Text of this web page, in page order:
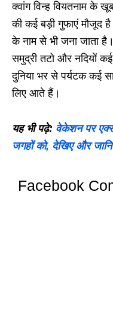
क्वांग विन्ह वियतनाम के
की कई बड़ी गुफाएं मौजूद
के नाम से भी जना जाता है।
समुद्री तटो और नदियों
दुनिया भर से पर्यटक कई
लिए आते हैं।
यह भी पढ़े: वेकेशन पर
जगहों को, देखिए और
Facebook